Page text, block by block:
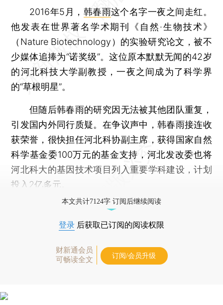
2016年5月， 韩春雨这个名字一夜之间走红。
他发表在世界著名学术期刊《自然·生物技术》
（Nature Biotechnology）的实验研究论文，被不
少媒体追捧为“诺奖级”。这位原本默默无闻的42岁
的河北科技大学副教授，一夜之间成为了科学界
的“草根明星”。
但随后韩春雨的研究因无法被其他团队重复，
引发国内外同行质疑。在争议声中，韩春雨接连收
获荣誉，很快担任河北科协副主席，获得国家自然
科学基金委100万元的基金支持，河北发改委也将
河北科大的基因技术项目列入重要学科建设，计划
投入2亿多元。
本文共计7124字 订阅后继续阅读
登录 后获取已订阅的阅读权限
财新通会员
可畅读全文
订阅/会员升级